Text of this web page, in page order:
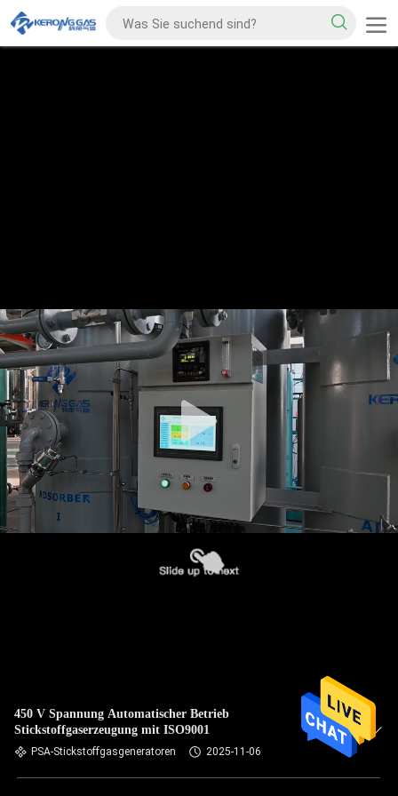
450 V Spannung Automatischer Betrieb
Stickstoffgaserzeugung mit ISO9001
PSA-Stickstoffgasgeneratoren 2025-11-06